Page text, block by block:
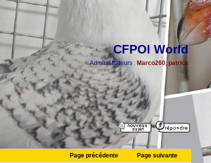
CFPOI World
Administrateurs : Marco260, patrick
Page précédente
Page suivante